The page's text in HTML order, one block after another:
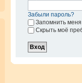
Забыли пароль?
Запомнить меня
Скрыть моё